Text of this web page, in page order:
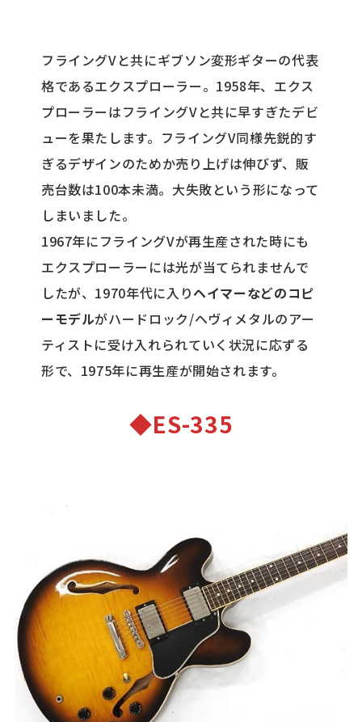
フライングVと共にギブソン変形ギターの代表
格であるエクスプローラー。1958年、エクス
プローラーはフライングVと共に早すぎたデビ
ューを果たします。フライングV同様先鋭的す
ぎるデザインのためか売り上げは伸びず、販
売台数は100本未満。大失敗という形になって
しまいました。
1967年にフライングVが再生産された時にも
エクスプローラーには光が当てられませんで
したが、1970年代に入りヘイマーなどのコピ
ーモデルがハードロック/ヘヴィメタルのアー
ティストに受け入れられていく状況に応ずる
形で、1975年に再生産が開始されます。
◆ES-335